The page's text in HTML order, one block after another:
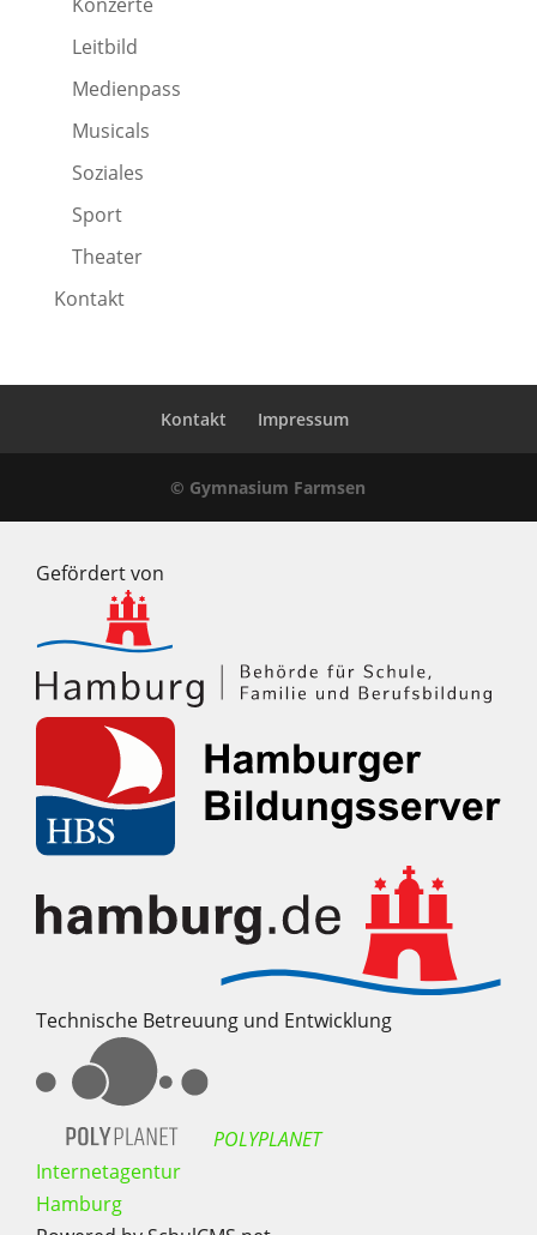
Leitbild
Medienpass
Musicals
Soziales
Sport
Theater
Kontakt
Kontakt Impressum
© Gymnasium Farmsen
Gefördert von
Technische Betreuung und Entwicklung
POLYPLANET
Internetagentur
Hamburg